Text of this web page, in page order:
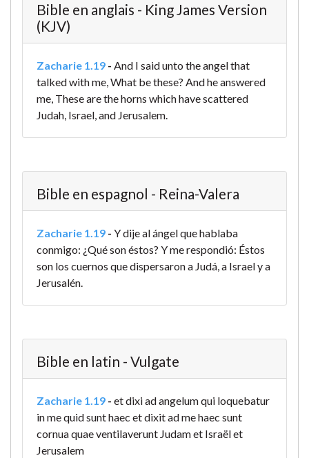
Bible en anglais - King James Version
(KJV)
Zacharie 1.19 - And I said unto the angel that
talked with me, What be these? And he answered
me, These are the horns which have scattered
Judah, Israel, and Jerusalem.
Bible en espagnol - Reina-Valera
Zacharie 1.19 - Y dije al ángel que hablaba
conmigo: ¿Qué son éstos? Y me respondió: Éstos
son los cuernos que dispersaron a Judá, a Israel y a
Jerusalén.
Bible en latin - Vulgate
Zacharie 1.19 - et dixi ad angelum qui loquebatur
in me quid sunt haec et dixit ad me haec sunt
cornua quae ventilaverunt Judam et Israël et
Jerusalem